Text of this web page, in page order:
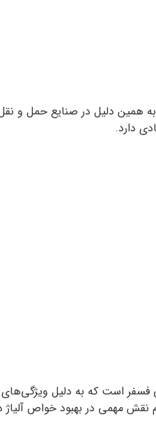
همین دلیل در صنایع حمل و
دارد.